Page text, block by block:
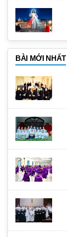
BÀI MỚI NHẤT